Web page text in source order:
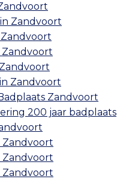
Zandvoort
Zandvoort
Zandvoort
Zandvoort
200 jaar badplaats